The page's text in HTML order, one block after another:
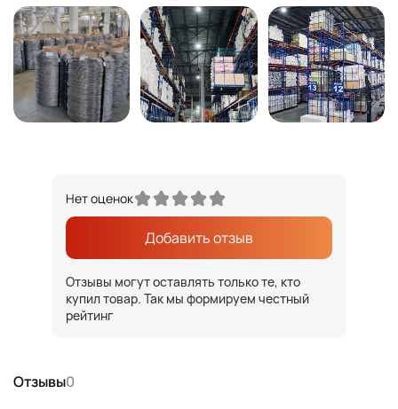
Отзывы0
Нет оценок
Добавить отзыв
Отзывы могут оставлять только те, кто
купил товар. Так мы формируем честный
рейтинг